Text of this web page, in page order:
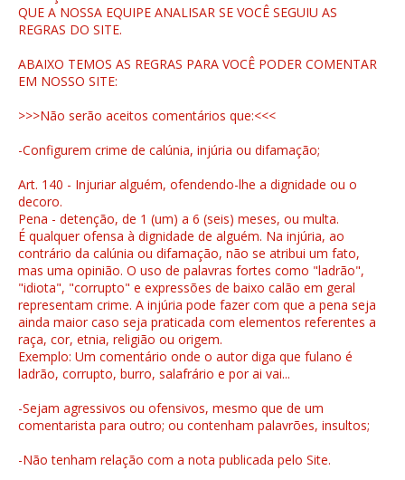
QUE A NOSSA EQUIPE ANALISAR SE VOCÊ SEGUIU AS
REGRAS DO SITE.
ABAIXO TEMOS AS REGRAS PARA VOCÊ PODER COMENTAR
EM NOSSO SITE:
>>>Não serão aceitos comentários que:<<<
-Configurem crime de calúnia, injúria ou difamação;
Art. 140 - Injuriar alguém, ofendendo-lhe a dignidade ou o
decoro.
Pena - detenção, de 1 (um) a 6 (seis) meses, ou multa.
É qualquer ofensa à dignidade de alguém. Na injúria, ao
contrário da calúnia ou difamação, não se atribui um fato,
mas uma opinião. O uso de palavras fortes como "ladrão",
"idiota", "corrupto" e expressões de baixo calão em geral
representam crime. A injúria pode fazer com que a pena seja
ainda maior caso seja praticada com elementos referentes a
raça, cor, etnia, religião ou origem.
Exemplo: Um comentário onde o autor diga que fulano é
ladrão, corrupto, burro, salafrário e por ai vai...
-Sejam agressivos ou ofensivos, mesmo que de um
comentarista para outro; ou contenham palavrões, insultos;
-Não tenham relação com a nota publicada pelo Site.